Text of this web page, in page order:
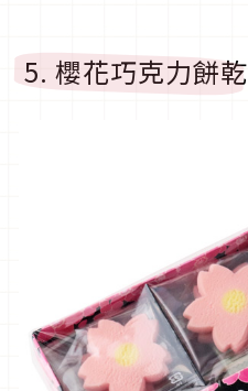
5. 櫻花巧克力餅乾